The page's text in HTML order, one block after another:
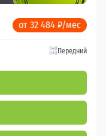
от 32 484 ₽/мес
Передний